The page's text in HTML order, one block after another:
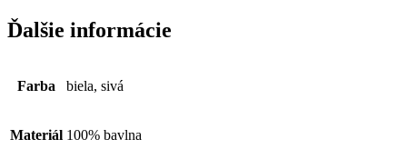
Ďalšie informácie
Farba biela, sivá
Materiál 100% bavlna